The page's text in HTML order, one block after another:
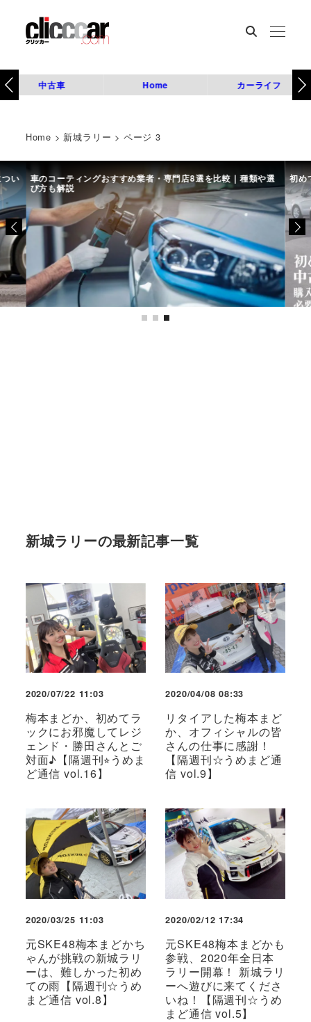
中古車 Home カーライフ
Home > 新城ラリー > ページ 3
い 車のコーティングおすすめ業者・専門店8選を比較｜種類や選
び方も解説
初め
新城ラリーの最新記事一覧
2020/07/22 11:03
梅本まどか、初めてラ
ックにお邪魔してレジ
ェンド・勝田さんとご
対面♪【隔週刊⭐︎うめま
ど通信 vol.16】
2020/04/08 08:33
リタイアした梅本まど
か、オフィシャルの皆
さんの仕事に感謝！
【隔週刊☆うめまど通
信 vol.9】
2020/03/25 11:03
元SKE48梅本まどかち
ゃんが挑戦の新城ラリ
ーは、難しかった初め
ての雨【隔週刊☆うめ
まど通信 vol.8】
2020/02/12 17:34
元SKE48梅本まどかも
参戦、2020年全日本
ラリー開幕！ 新城ラリ
ーへ遊びに来てくださ
いね！【隔週刊☆うめ
まど通信 vol.5】